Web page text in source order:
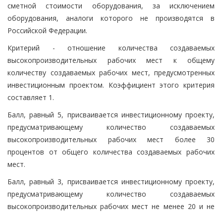
сметной стоимости оборудования, за исключением
оборудования, аналоги которого не производятся в
Российской Федерации.
Критерий - отношение количества создаваемых
высокопроизводительных рабочих мест к общему
количеству создаваемых рабочих мест, предусмотренных
инвестиционным проектом. Коэффициент этого критерия
составляет 1.
Балл, равный 5, присваивается инвестиционному проекту,
предусматривающему количество создаваемых
высокопроизводительных рабочих мест более 30
процентов от общего количества создаваемых рабочих
мест.
Балл, равный 3, присваивается инвестиционному проекту,
предусматривающему количество создаваемых
высокопроизводительных рабочих мест не менее 20 и не